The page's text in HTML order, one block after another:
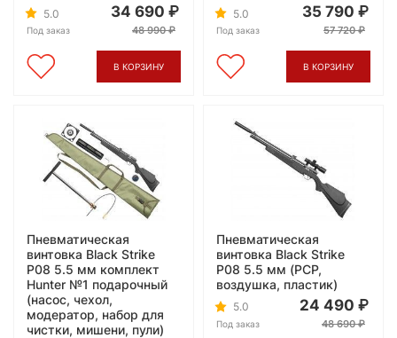
5.0
Под заказ
34 690
48 990
В КОРЗИНУ
5.0
Под заказ
35 790
57 720
В КОРЗИНУ
Пневматическая
винтовка Black Strike
P08 5.5 мм комплект
Hunter №1 подарочный
(насос, чехол,
модератор, набор для
чистки, мишени, пули)
Пневматическая
винтовка Black Strike
P08 5.5 мм (PCP,
воздушка, пластик)
5.0
Под заказ
24 490
48 690